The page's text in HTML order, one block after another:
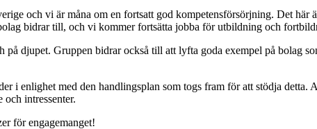
och vi är måna om en fortsatt god kompetensförsörjning. Det
bidrar till, och vi kommer fortsätta jobba för utbildning och
djupet. Gruppen bidrar också till att lyfta goda exempel på bolag
i enlighet med den handlingsplan som togs fram för att stödja
intressenter.
för engagemanget!